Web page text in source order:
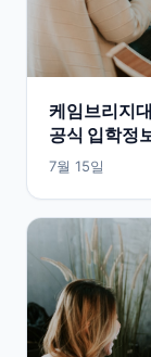
케임브리지
공식 입학정
7월 15일